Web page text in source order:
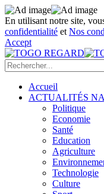
En utilisant notre site,
confidentialité et Nos
Accept
Accueil
ACTUALITÉS
Politique
Economie
Santé
Education
Agriculture
Technologie
Culture